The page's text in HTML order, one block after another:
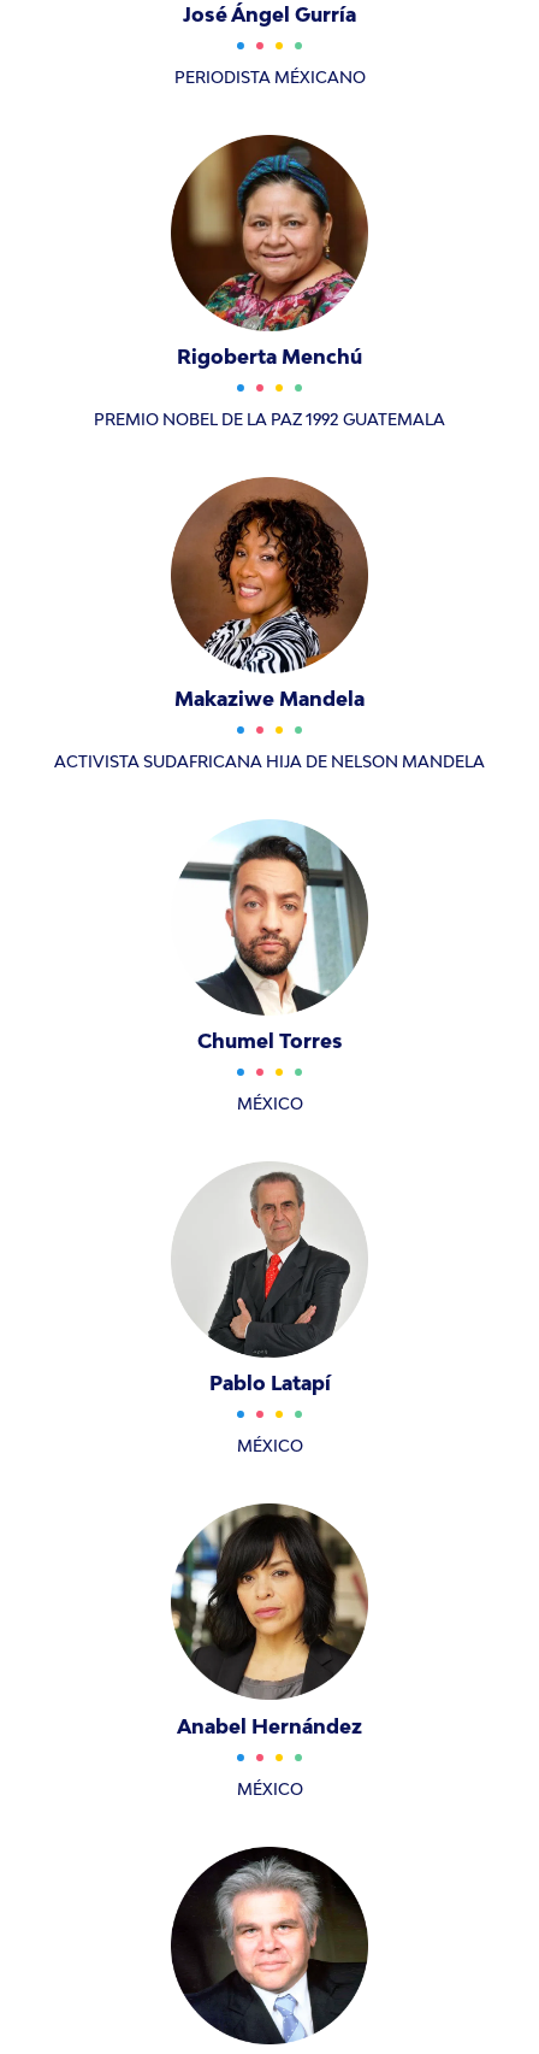
José Ángel Gurría
PERIODISTA MÉXICANO
Rigoberta Menchú
PREMIO NOBEL DE LA PAZ 1992 GUATEMALA
Makaziwe Mandela
ACTIVISTA SUDAFRICANA HIJA DE NELSON MANDELA
Chumel Torres
MÉXICO
Pablo Latapí
MÉXICO
Anabel Hernández
MÉXICO